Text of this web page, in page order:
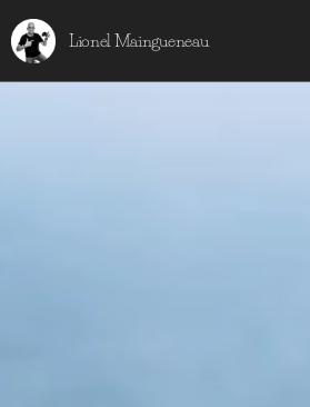
Lionel Maingueneau